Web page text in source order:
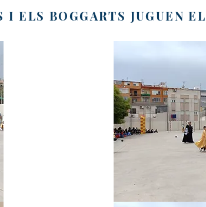
ELS BOGGARTS JUGUEN